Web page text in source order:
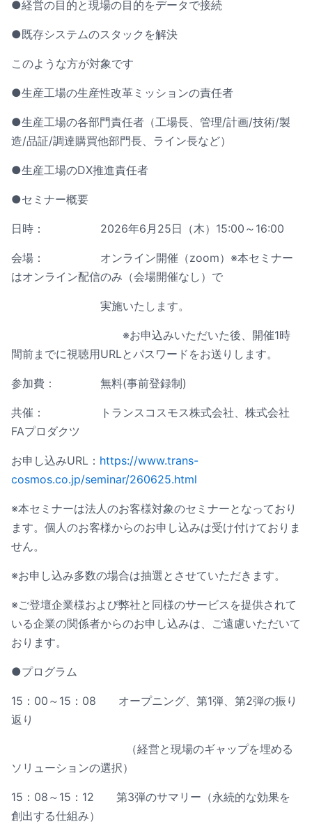
●経営の目的と現場の目的をデータで接続
●既存システムのスタックを解決
このような方が対象です
●生産工場の生産性改革ミッションの責任者
●生産工場の各部門責任者（工場長、管理/計画/技術/製
造/品証/調達購買他部門長、ライン長など）
●生産工場のDX推進責任者
●セミナー概要
日時： 2026年6月25日（木）15:00～16:00
会場： オンライン開催（zoom）※本セミナー
はオンライン配信のみ（会場開催なし）で
実施いたします。
※お申込みいただいた後、開催1時
間前までに視聴用URLとパスワードをお送りします。
参加費： 無料(事前登録制)
共催： トランスコスモス株式会社、株式会社
FAプロダクツ
お申し込みURL： https://www.trans-
cosmos.co.jp/seminar/260625.html
※本セミナーは法人のお客様対象のセミナーとなっており
ます。個人のお客様からのお申し込みは受け付けておりま
せん。
※お申し込み多数の場合は抽選とさせていただきます。
※ご登壇企業様および弊社と同様のサービスを提供されて
いる企業の関係者からのお申し込みは、ご遠慮いただいて
おります。
●プログラム
15：00～15：08 オープニング、第1弾、第2弾の振り
返り
（経営と現場のギャップを埋める
ソリューションの選択）
15：08～15：12 第3弾のサマリー（永続的な効果を
創出する仕組み）